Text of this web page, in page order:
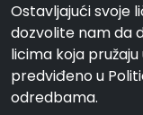
Ostavljajući svoje
dozvolite nam da
licima koja
predviđeno u
odredbama.